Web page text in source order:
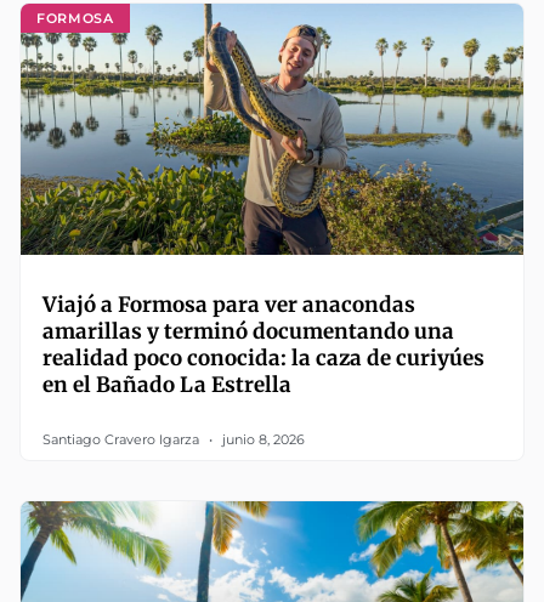
FORMOSA
Viajó a Formosa para ver anacondas
amarillas y terminó documentando una
realidad poco conocida: la caza de curiyúes
en el Bañado La Estrella
Santiago Cravero Igarza junio 8, 2026